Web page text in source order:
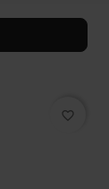
favorite_border